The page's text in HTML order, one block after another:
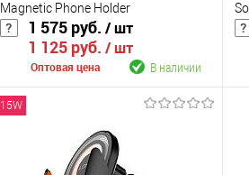
Magnetic Phone Holder
Round（C4016900C123-00）
1 575 руб. / шт
1 125 руб. / шт
Оптовая цена В наличии
К сравнению
15W